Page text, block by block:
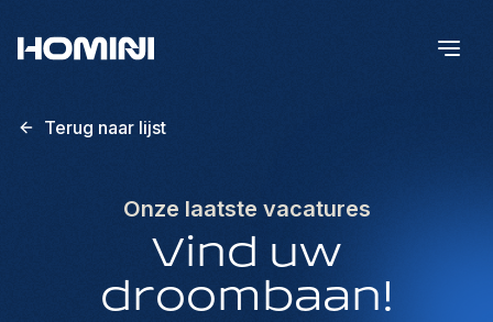
Terug naar lijst
Onze laatste vacatures
Vind uw
droombaan!